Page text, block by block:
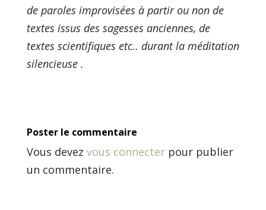
de paroles improvisées à partir ou non de
textes issus des sagesses anciennes, de
textes scientifiques etc.. durant la méditation
silencieuse .
Poster le commentaire
Vous devez vous connecterpour publier
un commentaire.